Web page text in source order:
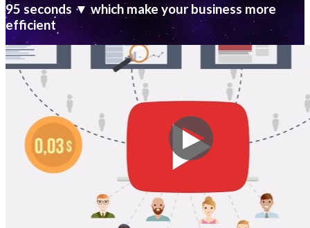
95 seconds ▼ which make your business more
efficient